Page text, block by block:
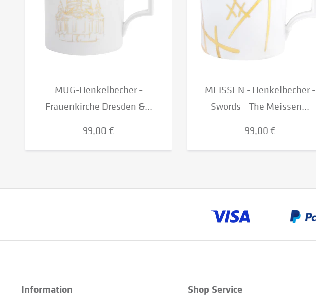
MUG-Henkelbecher -
Frauenkirche Dresden &...
99,00 €
MEISSEN - Henkelbecher -
Swords - The Meissen...
99,00 €
Information Shop Service